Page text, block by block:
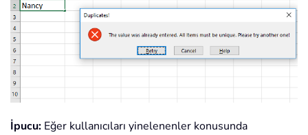
İpucu: Eğer kullanıcıları yinelenenler konusunda